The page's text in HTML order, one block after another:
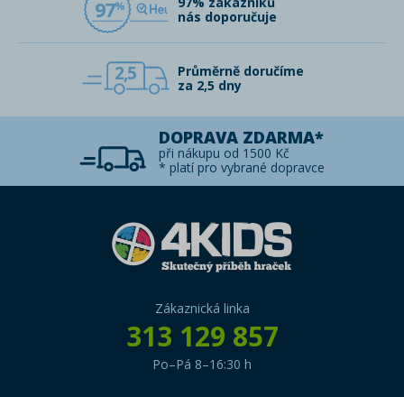
97
nás doporučuje
2,5
Průměrně doručíme
za 2,5 dny
DOPRAVA ZDARMA*
při nákupu od 1500 Kč
* platí pro vybrané dopravce
Zákaznická linka
313 129 857
Po–Pá 8–16:30 h